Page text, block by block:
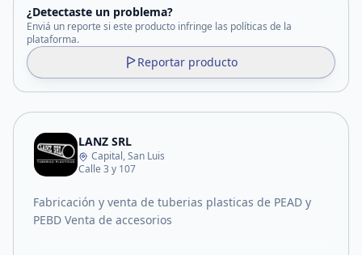
¿Detectaste un problema?
Enviá un reporte si este producto infringe las políticas de la
plataforma.
Reportar producto
LANZ SRL
Capital, San Luis
Calle 3 y 107
Fabricación y venta de tuberias plasticas de PEAD y
PEBD Venta de accesorios